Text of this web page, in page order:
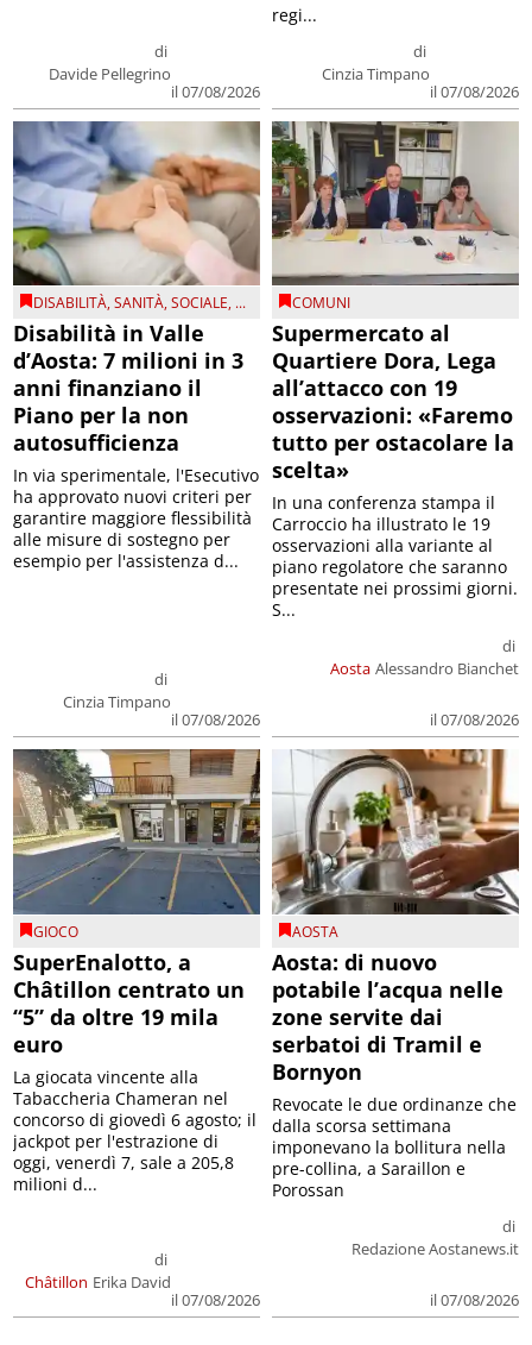
di
Davide Pellegrino
il 07/08/2026
di
Cinzia Timpano
il 07/08/2026
regi...
DISABILITÀ,SANITÀ,SOCIALE, ...
Disabilità in Valle
d’Aosta: 7 milioni in 3
anni finanziano il
Piano per la non
autosufficienza
di
Cinzia Timpano
il 07/08/2026
In via sperimentale, l'Esecutivo
ha approvato nuovi criteri per
garantire maggiore flessibilità
alle misure di sostegno per
esempio per l'assistenza d...
COMUNI
Supermercato al
Quartiere Dora, Lega
all’attacco con 19
osservazioni: «Faremo
tutto per ostacolare la
scelta»
Aosta
di
Alessandro Bianchet
il 07/08/2026
In una conferenza stampa il
Carroccio ha illustrato le 19
osservazioni alla variante al
piano regolatore che saranno
presentate nei prossimi giorni.
S...
GIOCO
SuperEnalotto, a
Châtillon centrato un
“5” da oltre 19 mila
euro
Châtillon
di
Erika David
il 07/08/2026
La giocata vincente alla
Tabaccheria Chameran nel
concorso di giovedì 6 agosto; il
jackpot per l'estrazione di
oggi, venerdì 7, sale a 205,8
milioni d...
AOSTA
Aosta: di nuovo
potabile l’acqua nelle
zone servite dai
serbatoi di Tramil e
Bornyon
di
Redazione Aostanews.it
il 07/08/2026
Revocate le due ordinanze che
dalla scorsa settimana
imponevano la bollitura nella
pre-collina, a Saraillon e
Porossan